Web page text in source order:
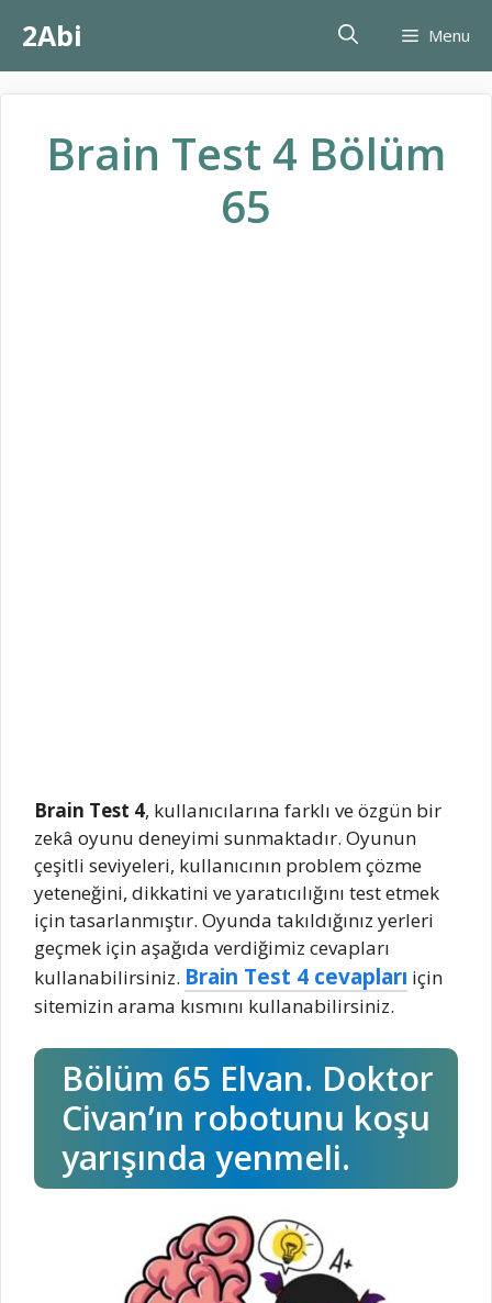
atla2Abi Menu
Brain Test 4 Bölüm
65
Brain Test 4, kullanıcılarına farklı ve özgün bir
zekâ oyunu deneyimi sunmaktadır. Oyunun
çeşitli seviyeleri, kullanıcının problem çözme
yeteneğini, dikkatini ve yaratıcılığını test etmek
için tasarlanmıştır. Oyunda takıldığınız yerleri
geçmek için aşağıda verdiğimiz cevapları
kullanabilirsiniz. Brain Test 4 cevapları için
sitemizin arama kısmını kullanabilirsiniz.
Bölüm 65 Elvan. Doktor
Civan’ın robotunu koşu
yarışında yenmeli.